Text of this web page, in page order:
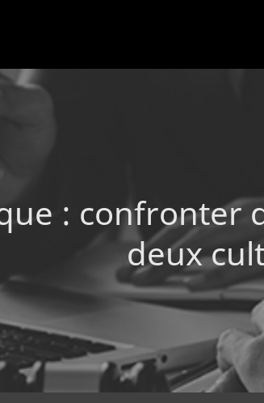
: confronter
deux